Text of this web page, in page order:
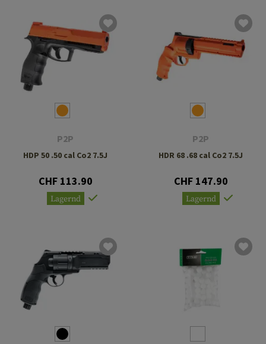
P2P
HDP 50 .50 cal Co2 7.5J
CHF 113.90
Lagernd
P2P
HDR 68 .68 cal Co2 7.5J
CHF 147.90
Lagernd